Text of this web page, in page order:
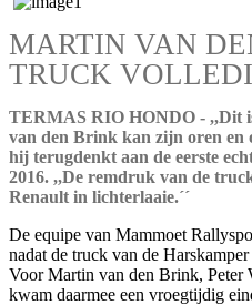
MARTIN VAN
TRUCK
TERMAS RIO HONDO - ,,Dit
van den Brink kan zijn oren en
hij terugdenkt aan de eerste
2016. ,,De remdruk van de
Renault in lichterlaaie.´´
De equipe van Mammoet
nadat de truck van de
Voor Martin van den Brink, Peter
kwam daarmee een vroegtijdig